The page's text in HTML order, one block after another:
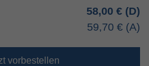
58,00 €
59,70 €
vorbestellen